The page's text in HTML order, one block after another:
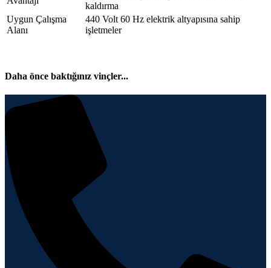
kaldırma
Uygun Çalışma
Alanı
440 Volt 60 Hz elektrik altyapısına sahip
işletmeler
Daha önce baktığınız vinçler...